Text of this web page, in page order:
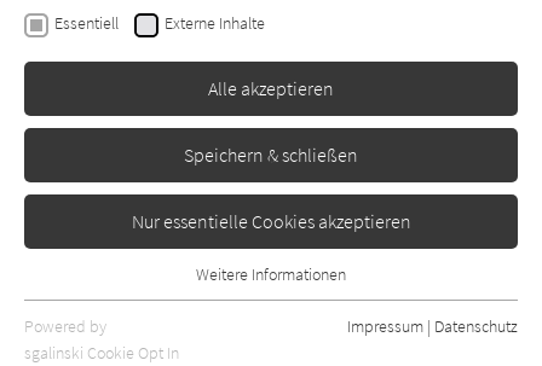
Marjorie Celona
Hier könnte ich zur Welt
Insel Verlag
Essentiell Externe Inhalte
Alle akzeptieren
Speichern & schließen
Nur essentielle Cookies akzeptieren
Essentielle Cookies werden für grundlegende Funktionen der
Webseite benötigt. Dadurch ist gewährleistet, dass die Webseite
Weitere Informationen
Powered by
sgalinski Cookie Opt In
Impressum | Datenschutz